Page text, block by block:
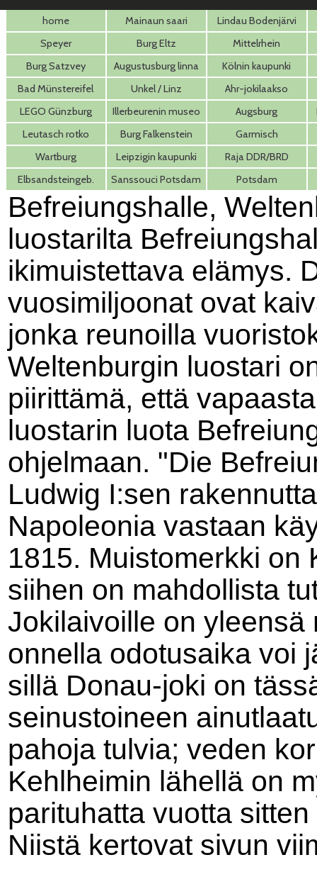
home Mainaun saari
Lindau Bodenjärvi
Speyer
Burg Eltz
Mittelrhein
Burg Satzvey
Augustusburg linna
Kölnin kaupunki
Bad Münstereifel
Unkel / Linz
Ahr-jokilaakso
LEGO Günzburg
Illerbeurenin museo Augsburg
Leutasch rotko
Burg Falkenstein
Garmisch
Wartburg
Leipzigin kaupunki
Raja DDR/BRD
Elbsandsteingeb.
Sanssouci Potsdam Potsdam
Donau-Altmühltal
Befreiungshalle,
luostarilta
ikimuistettava elämys.
vuosimiljoonat ovat
jonka reunoilla
Weltenburgin luostari
piirittämä, että
luostarin luota
ohjelmaan. "Die
Ludwig I:sen
Napoleonia vastaan
1815. Muistomerkki on
siihen on mahdollista
Jokilaivoille on
onnella odotusaika voi
sillä Donau-joki on
seinustoineen
pahoja tulvia; veden
Kehlheimin lähellä on
parituhatta vuotta
Niistä kertovat sivun